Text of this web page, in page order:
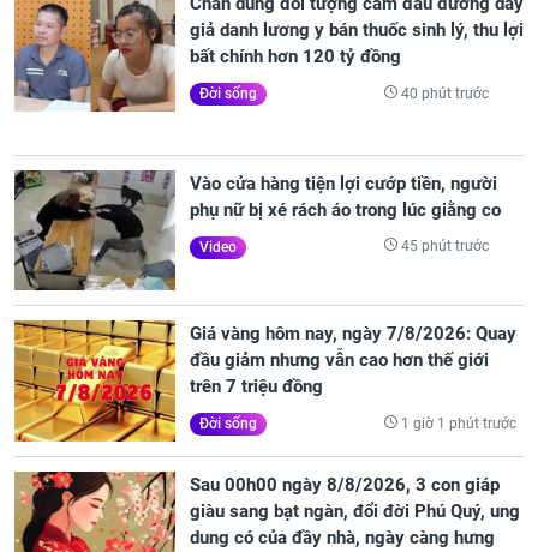
giả danh lương y bán thuốc sinh lý, thu lợi
bất chính hơn 120 tỷ đồng
Đời sống 40 phút trước
Vào cửa hàng tiện lợi cướp tiền, người
phụ nữ bị xé rách áo trong lúc giằng co
Video 45 phút trước
Giá vàng hôm nay, ngày 7/8/2026: Quay
đầu giảm nhưng vẫn cao hơn thế giới
trên 7 triệu đồng
Đời sống 1 giờ 1 phút trước
Sau 00h00 ngày 8/8/2026, 3 con giáp
giàu sang bạt ngàn, đổi đời Phú Quý, ung
dung có của đầy nhà, ngày càng hưng